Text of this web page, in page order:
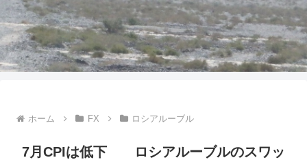
ホーム FX ロシアルーブル
7月CPIは低下 ロシアルーブルのスワッ